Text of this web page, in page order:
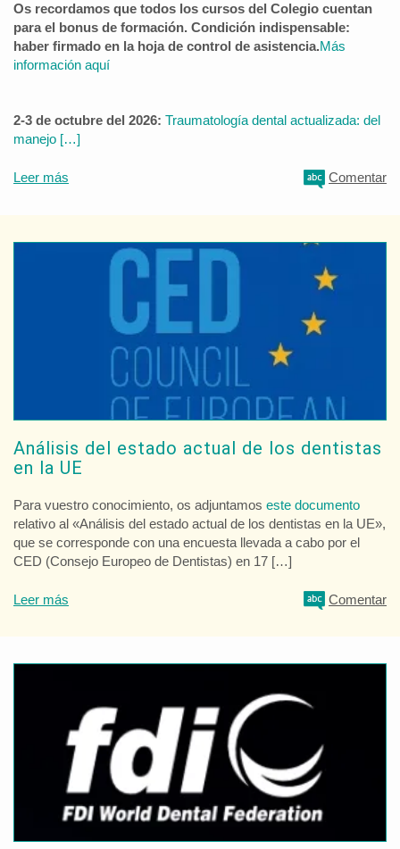
Os recordamos que todos los cursos del Colegio cuentan
para el bonus de formación. Condición indispensable:
haber firmado en la hoja de control de asistencia.Más
información aquí
2-3 de octubre del 2026: Traumatología dental actualizada: del
manejo […]
Leer más Comentar
Análisis del estado actual de los dentistas
en la UE
Para vuestro conocimiento, os adjuntamos este documento
relativo al «Análisis del estado actual de los dentistas en la UE»,
que se corresponde con una encuesta llevada a cabo por el
CED (Consejo Europeo de Dentistas) en 17 […]
Leer más Comentar